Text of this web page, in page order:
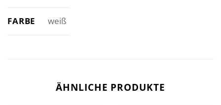
FARBE weiß
ÄHNLICHE PRODUKTE